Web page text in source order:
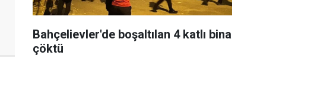
Bahçelievler'de boşaltılan 4 katlı bina
çöktü